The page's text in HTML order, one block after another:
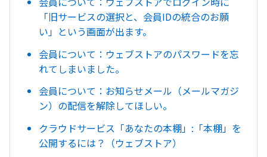
「旧サービスの選択と、会員IDの統合のお願
い」という画面が出ます。
会員について：ウェブストアのパスワードを忘
れてしまいました。
会員について：お知らせメール（メールマガジ
ン）の配信を解除してほしい。
クラウドサービス「あなたの本棚」:「本棚」を
公開するには？（ウェブストア）